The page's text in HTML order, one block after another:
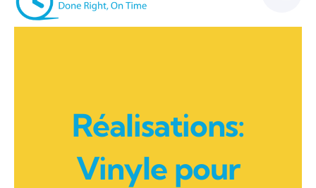
Réalisations:
Vinyle pour